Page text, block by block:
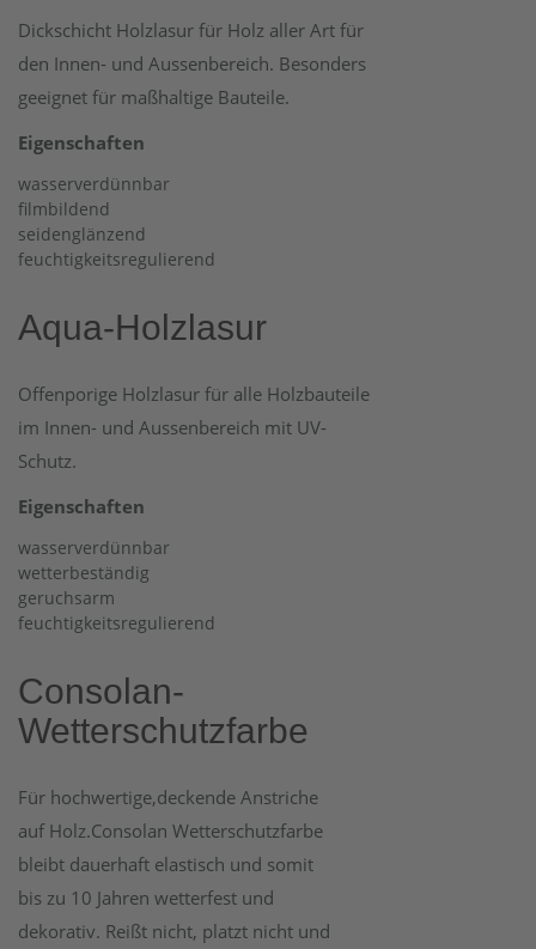
Dickschicht Holzlasur für Holz aller Art für
den Innen- und Aussenbereich. Besonders
geeignet für maßhaltige Bauteile.
Eigenschaften
wasserverdünnbar
filmbildend
seidenglänzend
feuchtigkeitsregulierend
Aqua-Holzlasur
Offenporige Holzlasur für alle Holzbauteile
im Innen- und Aussenbereich mit UV-
Schutz.
Eigenschaften
wasserverdünnbar
wetterbeständig
geruchsarm
feuchtigkeitsregulierend
Consolan-
Wetterschutzfarbe
Für hochwertige,deckende Anstriche
auf Holz.Consolan Wetterschutzfarbe
bleibt dauerhaft elastisch und somit
bis zu 10 Jahren wetterfest und
dekorativ. Reißt nicht, platzt nicht und